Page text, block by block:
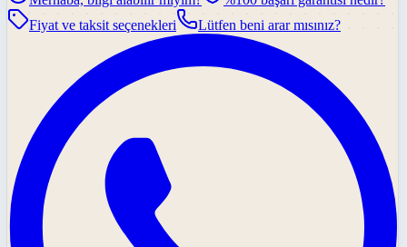
Fiyat ve taksit seçenekleri
Lütfen beni arar mısınız?